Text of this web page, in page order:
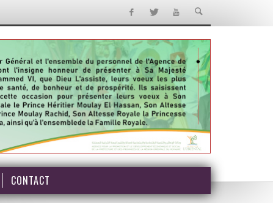
CONTACT